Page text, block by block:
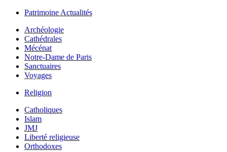
Patrimoine Actualités
Archéologie
Cathédrales
Mécénat
Notre-Dame de Paris
Sanctuaires
Voyages
Religion
Catholiques
Islam
JMJ
Liberté religieuse
Orthodoxes